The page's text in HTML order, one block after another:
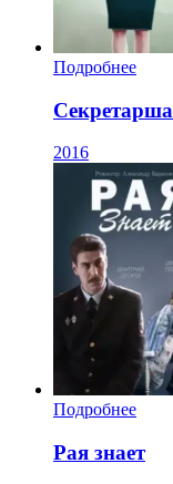
Подробнее
Секретарша
2016
Подробнее
Рая знает